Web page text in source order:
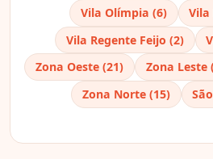
Vila Olímpia (6)
Vila
Vila Regente Feijo (2)
Zona Oeste (21)
Zona Leste
Zona Norte (15)